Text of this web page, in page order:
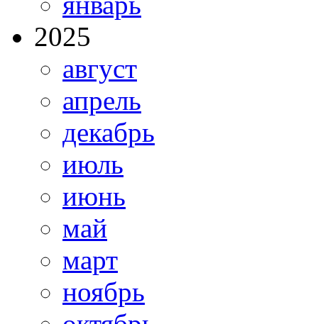
2025
август
апрель
декабрь
июль
июнь
май
март
ноябрь